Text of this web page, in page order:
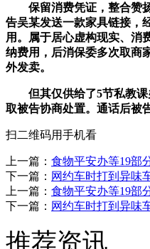
保留消费凭证，整合赞扬
告吴某发送一款家具链接，
用。属于居心虚构现实、消
纳费用，后消保委多次取商
外发卖。
但其仅供给了5节私教课办
取被告协商处置。通话后被
扫二维码用手机看
上一篇： 食物平安办等19部
下一篇： 网约车时打到异味
上一篇： 食物平安办等19部
下一篇： 网约车时打到异味
推荐资讯